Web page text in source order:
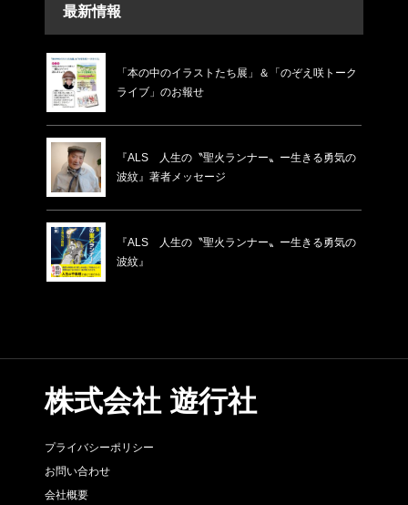
最新情報
「本の中のイラストたち展」＆「のぞえ咲トーク
ライブ」のお報せ
『ALS 人生の〝聖火ランナー〟ー生きる勇気の
波紋』著者メッセージ
『ALS 人生の〝聖火ランナー〟ー生きる勇気の
波紋』
株式会社 遊行社
プライバシーポリシー
お問い合わせ
会社概要